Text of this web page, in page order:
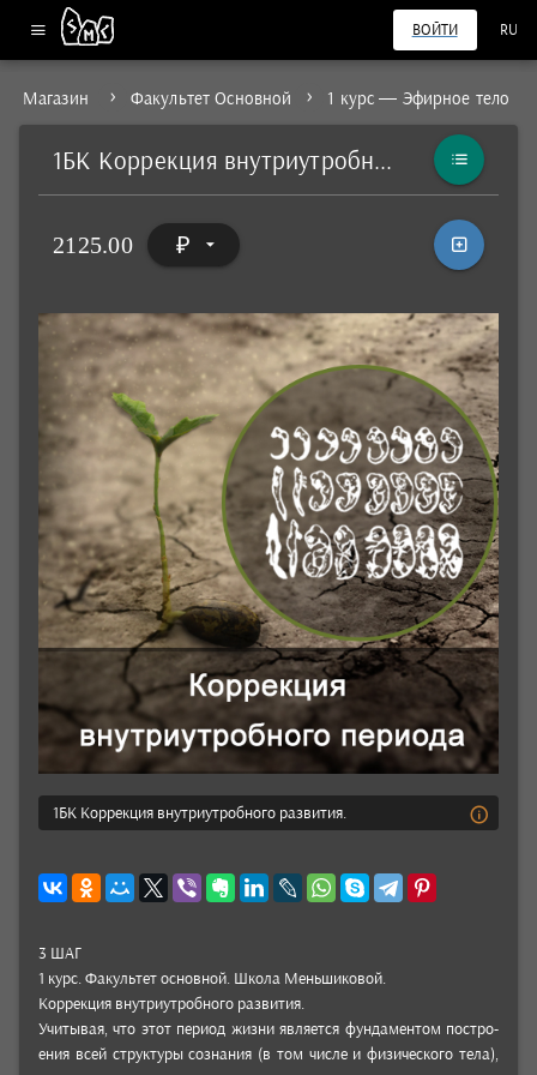
ВОЙТИ RU
Магазин Факультет Основной 1 курс — Эфирное тело
1БК Коррекция внутриутробного развития.
2125.00 ₽ arrow_drop_down
1БК Коррекция внутриутробного развития.
3 ШАГ
1 курс. Факуль­тет основ­ной. Школа Мень­шико­вой.
Коррек­ция внутри­утроб­ного раз­вития.
Учиты­вая, что этот период жизни явля­ется фун­дамен­том пос­тро­
ения всей струк­туры соз­нания (в том числе и физи­чес­кого тела),